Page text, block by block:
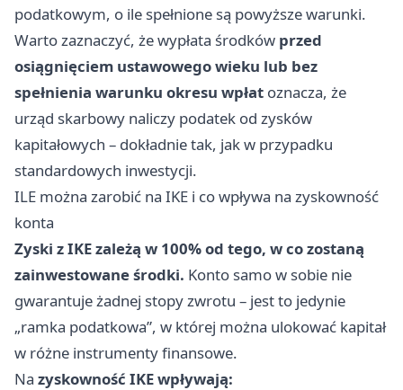
podatkowym, o ile spełnione są powyższe warunki.
Warto zaznaczyć, że wypłata środków przed
osiągnięciem ustawowego wieku lub bez
spełnienia warunku okresu wpłat oznacza, że
urząd skarbowy naliczy podatek od zysków
kapitałowych – dokładnie tak, jak w przypadku
standardowych inwestycji.
ILE można zarobić na IKE i co wpływa na zyskowność
konta
Zyski z IKE zależą w 100% od tego, w co zostaną
zainwestowane środki. Konto samo w sobie nie
gwarantuje żadnej stopy zwrotu – jest to jedynie
„ramka podatkowa”, w której można ulokować kapitał
w różne instrumenty finansowe.
Na zyskowność IKE wpływają: